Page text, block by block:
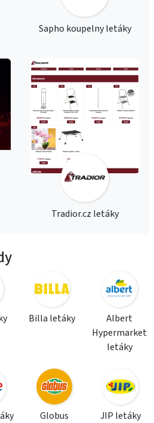
Sapho koupelny letáky
Tradior.cz letáky
Billa letáky
Albert
Hypermarket
letáky
Globus
JIP letáky